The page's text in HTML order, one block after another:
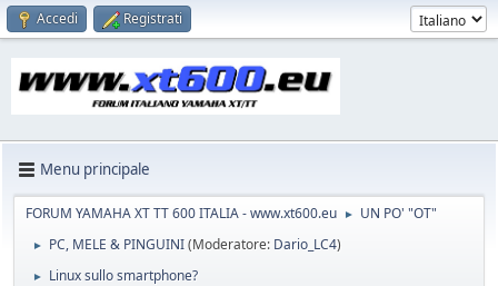
Accedi Registrati
Menu principale
FORUM YAMAHA XT TT 600 ITALIA - www.xt600.eu ► UN PO' "OT"
► PC, MELE & PINGUINI(Moderatore: Dario_LC4)
► Linux sullo smartphone?